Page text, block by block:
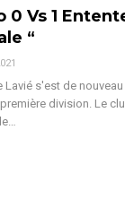
0 Vs 1
“
Lavié s'est de
division. Le